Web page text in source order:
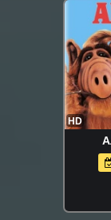
HD